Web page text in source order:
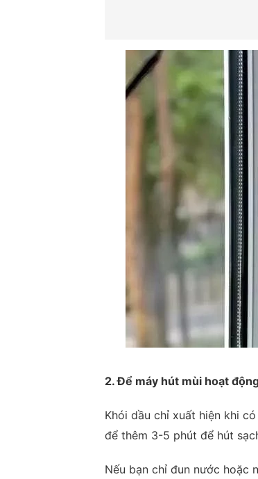
2. Để máy hút mùi hoạt
Khói dầu chỉ xuất hiện khi
để thêm 3-5 phút để hút
Nếu bạn chỉ đun nước hoặc